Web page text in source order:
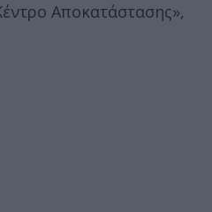
Αποκατάστασης»,